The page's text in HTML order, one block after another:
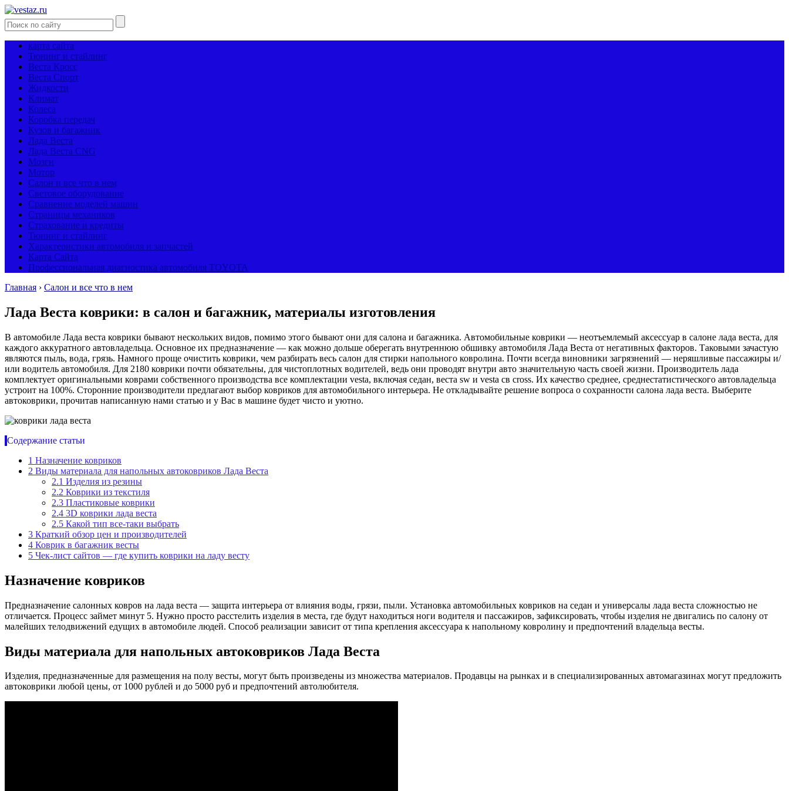
карта сайта
Тюнинг и стайлинг
Веста Кросс
Веста Спорт
Жидкости
Климат
Колеса
Коробка передач
Кузов и багажник
Лада Веста
Лада Веста CNG
Мозги
Мотор
Салон и все что в нем
Световое оборудование
Сравнение моделей машин
Страницы механиков
Страхование и кредиты
Тюнинг и стайлинг
Характеристики автомобиля и запчастей
Карта Сайта
Профессиональная диагностика автомобиля TOYOTA
Главная › Салон и все что в нем
Лада Веста коврики: в салон и багажник, материалы изготовления
В автомобиле Лада веста коврики бывают нескольких видов, помимо этого бывают они для салона и багажника. Автомобильные коврики — неотъемлемый аксессуар в салоне лада веста, для
каждого аккуратного автовладельца. Основное их предназначение — как можно дольше оберегать внутреннюю обшивку автомобиля Лада Веста от негативных факторов. Таковыми зачастую
являются пыль, вода, грязь. Намного проще очистить коврики, чем разбирать весь салон для стирки напольного ковролина. Почти всегда виновники загрязнений — неряшливые пассажиры и/
или водитель автомобиля. Для 2180 коврики почти обязательны, для чистоплотных водителей, ведь они проводят внутри авто значительную часть своей жизни. Производитель лада
комплектует оригинальными коврами собственного производства все комплектации vesta, включая седан, веста sw и vesta св cross. Их качество среднее, среднестатистического автовладельца
устроит на 100%. Сторонние производители предлагают выбор ковриков для автомобильного интерьера. Не откладывайте решение вопроса о сохранности салона лада веста. Выберите
автоковрики, прочитав написанную нами статью и у Вас в машине будет чисто и уютно.
Содержание статьи
1 Назначение ковриков
2 Виды материала для напольных автоковриков Лада Веста
2.1 Изделия из резины
2.2 Коврики из текстиля
2.3 Пластиковые коврики
2.4 3D коврики лада веста
2.5 Какой тип все-таки выбрать
3 Краткий обзор цен и производителей
4 Коврик в багажник весты
5 Чек-лист сайтов — где купить коврики на ладу весту
Назначение ковриков
Предназначение салонных ковров на лада веста — защита интерьера от влияния воды, грязи, пыли. Установка автомобильных ковриков на седан и универсалы лада веста сложностью не
отличается. Процесс займет минут 5. Нужно просто расстелить изделия в места, где будут находиться ноги водителя и пассажиров, зафиксировать, чтобы изделия не двигались по салону от
малейших телодвижений едущих в автомобиле людей. Способ реализации зависит от типа крепления аксессуара к напольному ковролину и предпочтений владельца весты.
Виды материала для напольных автоковриков Лада Веста
Изделия, предназначенные для размещения на полу весты, могут быть произведены из множества материалов. Продавцы на рынках и в специализированных автомагазинах могут предложить
автоковрики любой цены, от 1000 рублей и до 5000 руб и предпочтений автолюбителя.